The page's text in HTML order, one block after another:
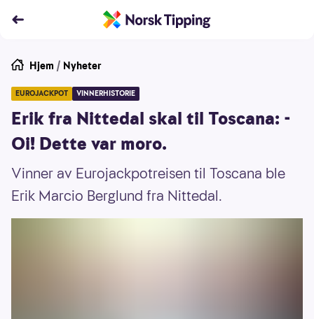
Hjem / Nyheter
EUROJACKPOT VINNERHISTORIE
Erik fra Nittedal skal til Toscana: -
Oi! Dette var moro.
Vinner av Eurojackpotreisen til Toscana ble
Erik Marcio Berglund fra Nittedal.